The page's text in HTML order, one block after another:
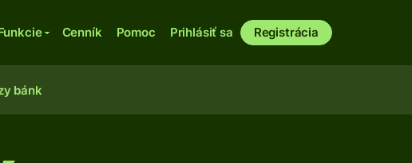
Cenník Pomoc Prihlásiť sa Registrácia
bánk